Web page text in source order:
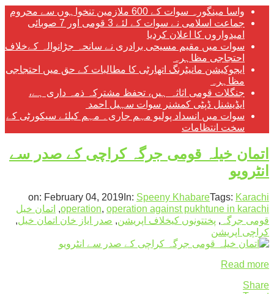
واسا مینگورہ سوات کے 600 ملازمین تنخواہوں سے محروم
جماعت اسلامی نے سوات کے لئے 3 قومی اور 7 صوبائی
امیدواروں کا اعلان کردیا
سوات میں مقیم مسیحی برادری نے سانحہ جڑانوالہ کےخلاف
احتجاجی مظاہرہ
ایجوکیشن مانیٹرنگ اتھارٹی کا مطالبات کے حق میں احتجاجی
مظاہرہ
جنگلات قومی اثاثہ ہیں، تحفظ مشترکہ ذمہ داری ہے،
ایڈیشنل ڈپٹی کمشنر سوات سہیل احمد
سوات میں انسداد پولیو مہم جاری۔ مہم کیلئے سیکورٹی کے
سخت انتظامات
اتمان خیلہ قومی جرگہ کراچی کے صدر سے
انٹرویو
on: February 04, 2019 In: Speeny KhabareTags: Karachi
operation, operation against pukhtune in karachi
, اتمان خیل
قومی جرگہ , پختتونوں کیخلاف اپریشن, صدر ایاز خان اتمان خیل,
کراچی اپریشن
Read more
Share